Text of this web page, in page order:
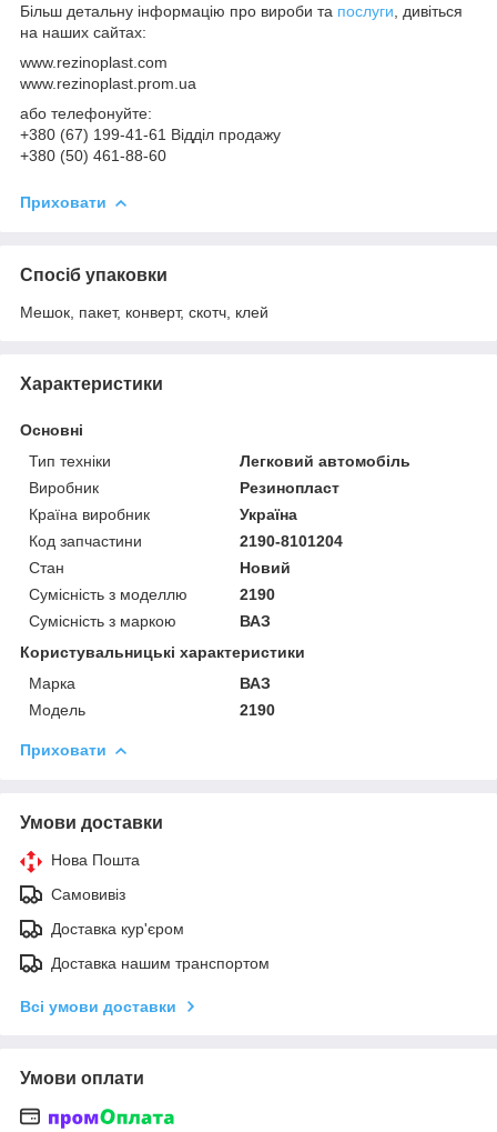
Більш детальну інформацію про вироби та послуги , дивіться
на наших сайтах:
www.rezinoplast.com
www.rezinoplast.prom.ua
або телефонуйте:
+380 (67) 199-41-61 Відділ продажу
+380 (50) 461-88-60
Приховати
Спосіб упаковки
Мешок, пакет, конверт, скотч, клей
Характеристики
Основні
Тип техніки
Легковий автомобіль
Виробник
Резинопласт
Країна виробник
Україна
Код запчастини
2190-8101204
Стан
Новий
Сумісність з моделлю
2190
Сумісність з маркою
ВАЗ
Користувальницькі характеристики
Марка
ВАЗ
Модель
2190
Приховати
Умови доставки
Нова Пошта
Самовивіз
Доставка кур'єром
Доставка нашим транспортом
Всі умови доставки
Умови оплати